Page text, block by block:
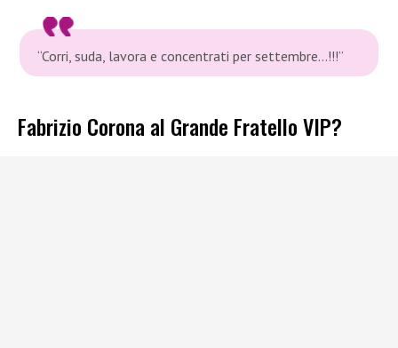
“Corri, suda, lavora e concentrati per settembre…!!!”
Fabrizio Corona al Grande Fratello VIP?